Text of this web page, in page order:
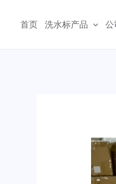
首页 洗水标产品 公